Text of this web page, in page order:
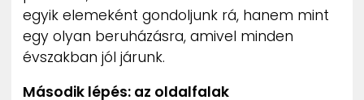
egyik elemeként gondoljunk rá, hanem mint
egy olyan beruházásra, amivel minden
évszakban jól járunk.
Második lépés: az oldalfalak